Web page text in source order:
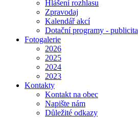
Hlášení rozhlasu
Zpravodaj
Kalendář akcí
Dotační programy - publicita
Fotogalerie
2026
2025
2024
2023
Kontakty
Kontakt na obec
Napište nám
Důležité odkazy